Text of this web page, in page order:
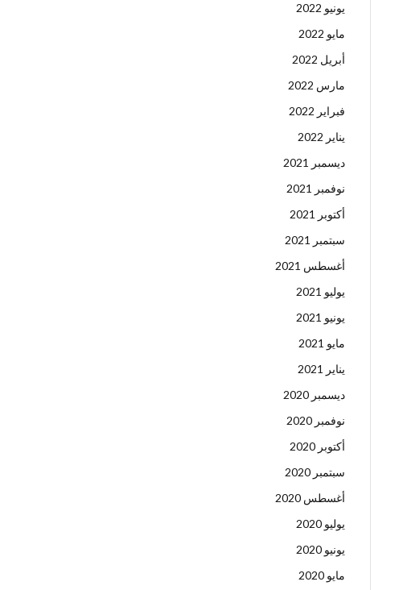
يونيو 2022
مايو 2022
أبريل 2022
مارس 2022
فبراير 2022
يناير 2022
ديسمبر 2021
نوفمبر 2021
أكتوبر 2021
سبتمبر 2021
أغسطس 2021
يوليو 2021
يونيو 2021
مايو 2021
يناير 2021
ديسمبر 2020
نوفمبر 2020
أكتوبر 2020
سبتمبر 2020
أغسطس 2020
يوليو 2020
يونيو 2020
مايو 2020